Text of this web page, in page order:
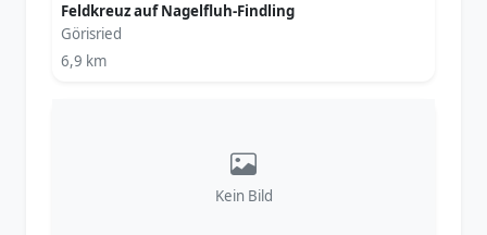
Feldkreuz auf Nagelfluh-Findling
Görisried
6,9 km
Kein Bild